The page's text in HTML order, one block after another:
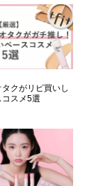
タクがリピ買いし
スメ5選